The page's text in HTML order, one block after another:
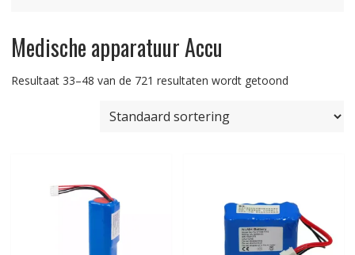
Medische apparatuur Accu
Resultaat 33–48 van de 721 resultaten wordt getoond